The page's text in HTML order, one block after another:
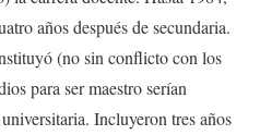
años después de secundaria.
(no sin conflicto con los
para ser maestro serían
Incluyeron tres años